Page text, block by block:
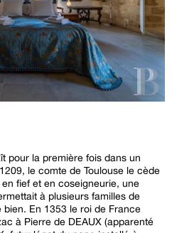
pour la première fois dans un
le comte de Toulouse le cède
en fief et en coseigneurie, une
à plusieurs familles de
France
à Pierre de DEAUX (apparenté